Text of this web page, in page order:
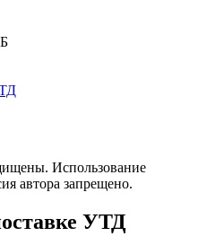
Использование
автора запрещено.
УТД